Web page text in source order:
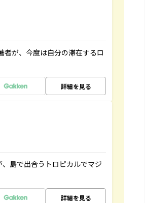
者が、今度は自分の滞在するロ
詳細を見る
島で出合うトロピカルでマジ
詳細を見る